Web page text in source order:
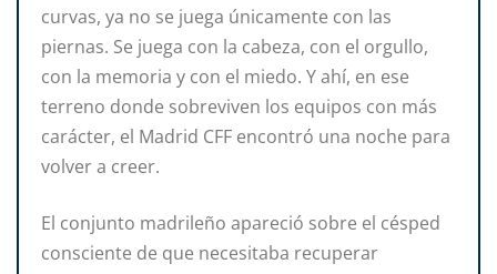
curvas, ya no se juega únicamente con las
piernas. Se juega con la cabeza, con el orgullo,
con la memoria y con el miedo. Y ahí, en ese
terreno donde sobreviven los equipos con más
carácter, el Madrid CFF encontró una noche para
volver a creer.
El conjunto madrileño apareció sobre el césped
consciente de que necesitaba recuperar